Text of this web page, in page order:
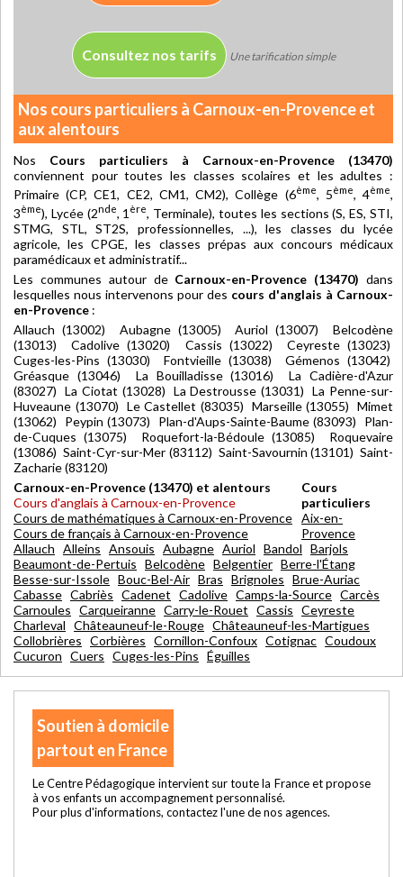
Consultez nos tarifs Une tarification simple
Nos cours particuliers à Carnoux-en-Provence et
aux alentours
Nos Cours particuliers à Carnoux-en-Provence (13470)
conviennent pour toutes les classes scolaires et les adultes :
Primaire (CP, CE1, CE2, CM1, CM2), Collège (6ème, 5ème, 4ème,
3ème), Lycée (2nde, 1 ère, Terminale), toutes les sections (S, ES, STI,
STMG, STL, ST2S, professionnelles, ...), les classes du lycée
agricole, les CPGE, les classes prépas aux concours médicaux
paramédicaux et administratif...
Les communes autour de Carnoux-en-Provence (13470) dans
lesquelles nous intervenons pour des cours d'anglais à Carnoux-
en-Provence :
Allauch (13002) Aubagne (13005) Auriol (13007) Belcodène
(13013) Cadolive (13020) Cassis (13022) Ceyreste (13023)
Cuges-les-Pins (13030) Fontvieille (13038) Gémenos (13042)
Gréasque (13046) La Bouilladisse (13016) La Cadière-d'Azur
(83027) La Ciotat (13028) La Destrousse (13031) La Penne-sur-
Huveaune (13070) Le Castellet (83035) Marseille (13055) Mimet
(13062) Peypin (13073) Plan-d'Aups-Sainte-Baume (83093) Plan-
de-Cuques (13075) Roquefort-la-Bédoule (13085) Roquevaire
(13086) Saint-Cyr-sur-Mer (83112) Saint-Savournin (13101) Saint-
Zacharie (83120)
Carnoux-en-Provence (13470) et alentours
Cours d'anglais à Carnoux-en-Provence
Cours de mathématiques à Carnoux-en-Provence
Cours de français à Carnoux-en-Provence
Cours
particuliers
Aix-en-
Provence
Allauch Alleins Ansouis Aubagne Auriol Bandol Barjols
Beaumont-de-Pertuis Belcodène Belgentier Berre-l'Étang
Besse-sur-Issole Bouc-Bel-Air Bras Brignoles Brue-Auriac
Cabasse Cabriès Cadenet Cadolive Camps-la-Source Carcès
Carnoules Carqueiranne Carry-le-Rouet Cassis Ceyreste
Charleval Châteauneuf-le-Rouge Châteauneuf-les-Martigues
Collobrières Corbières Cornillon-Confoux Cotignac Coudoux
Cucuron Cuers Cuges-les-Pins Éguilles
Soutien à domicile
partout en France
Le Centre Pédagogique intervient sur toute la France et propose
à vos enfants un accompagnement personnalisé.
Pour plus d'informations, contactez l'une de nos agences.